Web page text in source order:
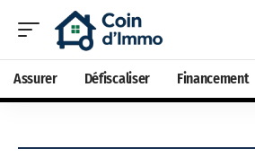
Assurer Défiscaliser Financement